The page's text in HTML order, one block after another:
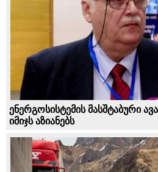
ენერგოსისტემის მასშტაბური
იმიჯს აზიანებს